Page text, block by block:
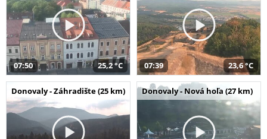
07:50 25,2 °C 07:39 23,6 °C
Donovaly - Záhradište (25 km) Donovaly - Nová hoľa (27 km)